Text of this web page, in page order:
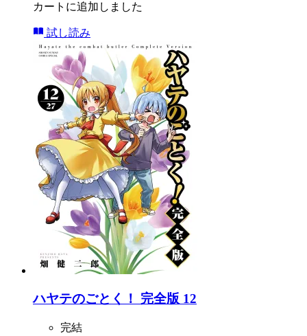
カートに追加しました
試し読み
ハヤテのごとく！ 完全版 12
完結